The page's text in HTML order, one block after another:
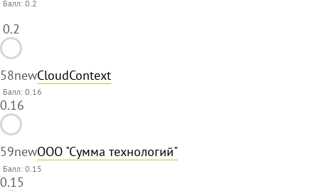
Балл:0.2
0.2
58newCloudContext
Балл: 0.16
0.16
59newООО "Сумма технологий"
Балл: 0.15
0.15